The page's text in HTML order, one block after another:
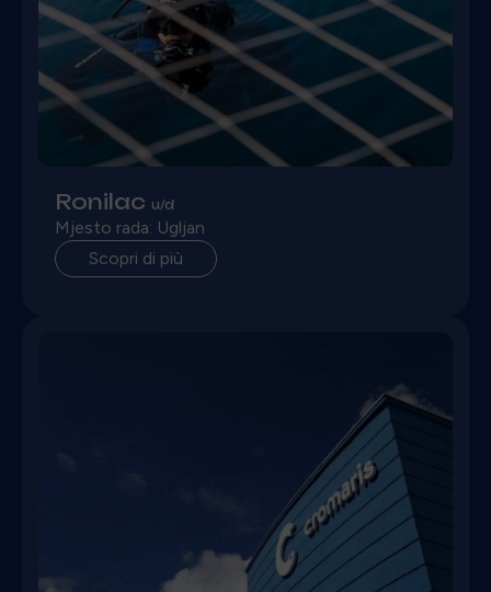
Ronilac u/d
Mjesto rada: Ugljan
Scopri di più